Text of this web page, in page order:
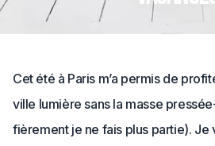
Cet été à Paris m’a permis de
ville lumière sans la masse
fièrement je ne fais plus partie).